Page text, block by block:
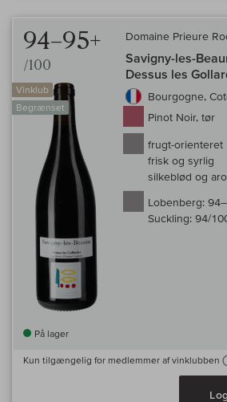
94–95+
/100
Vinklub
Begrænset
Domaine Prieure
Savigny-les-
Dessus les
Bourgogne,
Pinot Noir, tør
frugt-orienteret
frisk og syrlig
silkeblød og
Lobenberg:
Suckling: 94/
På lager
Kun tilgængelig for medlemmer af vinklubben